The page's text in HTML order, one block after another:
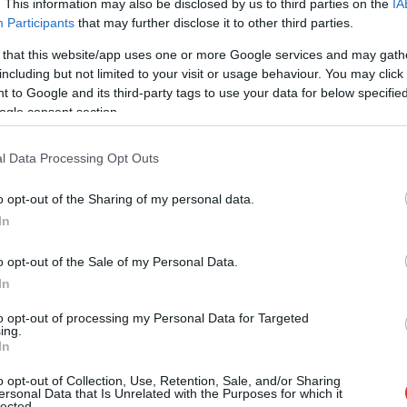
This information may also be disclosed by us to third parties on the
Participants that may further disclose it to other third parties.
that this website/app uses one or more Google services and may
but not limited to your visit or usage behaviour. You may
to Google and its third-party tags to use your data for below
consent section.
Data Processing Opt Outs
opt-out of the Sharing of my personal data.
opt-out of the Sale of my Personal Data.
opt-out of processing my Personal Data for Targeted
opt-out of Collection, Use, Retention, Sale, and/or Sharing
Data that Is Unrelated with the Purposes for which it
Szol24-en többször is olvashattak már, az
elmúlt években túlzás nélkül a be nem
váltott ígéretek, az átmeneti megoldások és
a váratlan leállások krónikájává vált. Míg a
városvezetés és Herczeg Zsolt távozó
országgyűlési képviselő korábban
májusra a helyi egészségügy ismét válságos
kormányzati átadás-átvétel kellős közepén
lakói.
,farkas csongor